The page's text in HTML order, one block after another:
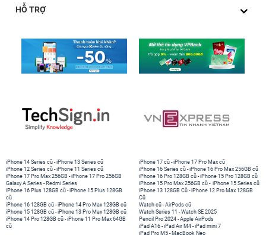
HỖ TRỢ
iPhone 14 Series cũ -iPhone 13 Series cũ
iPhone 12 Series cũ -iPhone 11 Series cũ
iPhone 17 Pro Max 256GB -iPhone 17 Pro 256GB
Galaxy A Series - Redmi Series
iPhone 17 cũ -iPhone 17 Pro Max cũ
iPhone 16 Series cũ - iPhone 16 Pro Max 256GB cũ
iPhone 16 Pro 128GB cũ -iPhone 15 Pro 128GB cũ
iPhone 15 Pro Max 256GB cũ - iPhone 15 Series cũ
iPhone 16 Plus 128GB cũ -iPhone 15 Plus 128GB
cũ
iPhone 16 128GB cũ -iPhone 14 Pro Max 128GB cũ
iPhone 15 128GB cũ -iPhone 13 Pro Max 128GB cũ
iPhone 14 Pro 128GB cũ -iPhone 11 Pro Max 64GB
cũ
iPhone 13 128GB Cũ -iPhone 12 Pro Max 128GB
Cũ
Watch cũ -AirPods cũ
Watch Series 11 -Watch SE 2025
Pencil Pro 2024 -Apple AirPods
iPad A16 -iPad Air M4 -iPad mini 7
iPad Pro M5 - MacBook Neo